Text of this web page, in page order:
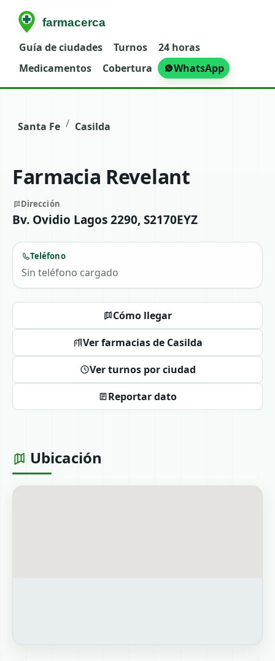
Guía de ciudades Turnos
24 horas
Medicamentos
Cobertura WhatsApp
Santa Fe / Casilda
Farmacia Revelant
Dirección
Bv. Ovidio Lagos 2290, S2170EYZ
Teléfono
Sin teléfono cargado
Cómo llegar
Ver farmacias de Casilda
Ver turnos por ciudad
Reportar dato
Ubicación